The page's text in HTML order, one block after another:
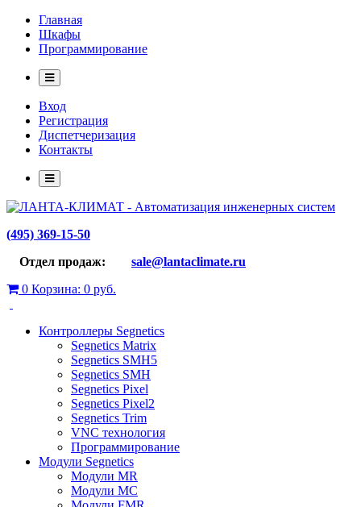
Главная
Шкафы
Программирование
Вход
Регистрация
Диспетчеризация
Контакты
(495) 369-15-50
Отдел продаж: sale@lantaclimate.ru
0 Корзина: 0 руб.
Контроллеры Segnetics
Segnetics Matrix
Segnetics SMH5
Segnetics SMH
Segnetics Pixel
Segnetics Pixel2
Segnetics Trim
VNC технология
Программирование
Модули Segnetics
Модули MR
Модули MC